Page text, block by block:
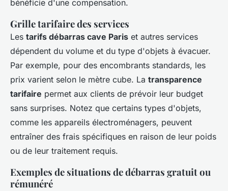
bénéficie d'une compensation.
Grille tarifaire des services
Les tarifs débarras cave Paris et autres services
dépendent du volume et du type d'objets à évacuer.
Par exemple, pour des encombrants standards, les
prix varient selon le mètre cube. La transparence
tarifaire permet aux clients de prévoir leur budget
sans surprises. Notez que certains types d'objets,
comme les appareils électroménagers, peuvent
entraîner des frais spécifiques en raison de leur poids
ou de leur traitement requis.
Exemples de situations de débarras gratuit ou
rémunéré